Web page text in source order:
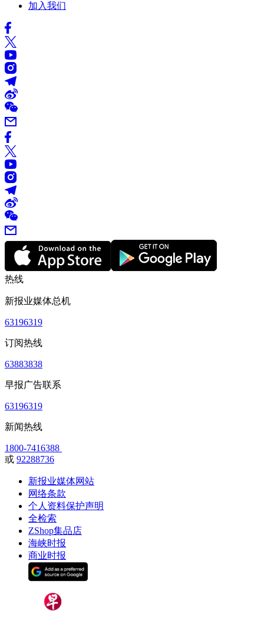
加入我们
热线
新报业媒体总机
63196319
订阅热线
63883838
早报广告联系
63196319
新闻热线
1800-7416388
或 92288736
新报业媒体网站
网络条款
个人资料保护声明
全检索
ZShop集品店
海峡时报
商业时报